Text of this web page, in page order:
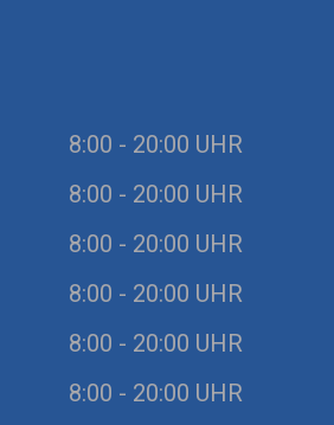
8:00 - 20:00 UHR
8:00 - 20:00 UHR
8:00 - 20:00 UHR
8:00 - 20:00 UHR
8:00 - 20:00 UHR
8:00 - 20:00 UHR